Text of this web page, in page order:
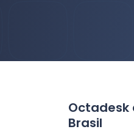
Octadesk
Brasil